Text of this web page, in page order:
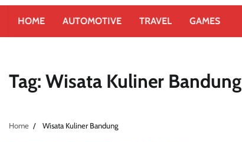
HOME AUTOMOTIVE TRAVEL GAMES
Tag: Wisata Kuliner Bandung
Home Wisata Kuliner Bandung